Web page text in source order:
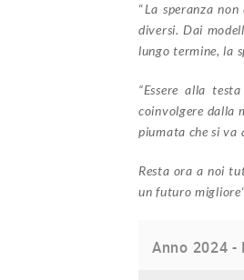
“La speranza
diversi. Dai
lungo termine, la
“Essere alla
coinvolgere dalla
piumata che si va
Resta ora a noi
un futuro migliore
Anno 2024 -